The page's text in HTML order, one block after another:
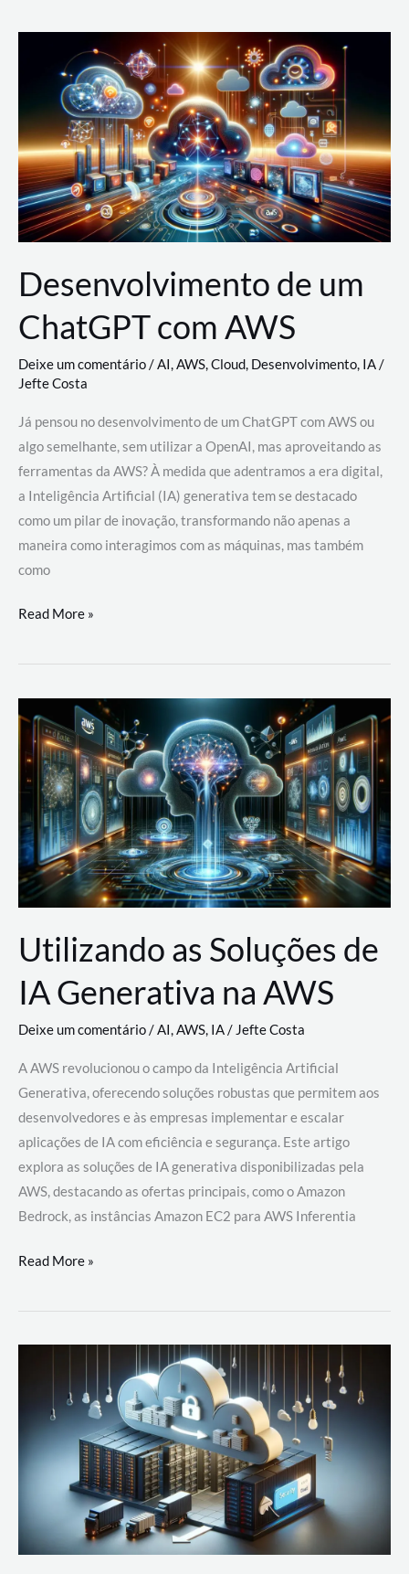
Nuvem:
Google
Cloud,
AWS
e
Azure
Desenvolvimento de um
ChatGPT com AWS
Deixe um comentário/AI,AWS,Cloud, Desenvolvimento, IA/
Jefte Costa
Já pensou no desenvolvimento de um ChatGPT com AWS ou
algo semelhante, sem utilizar a OpenAI, mas aproveitando as
ferramentas da AWS? À medida que adentramos a era digital,
a Inteligência Artificial (IA) generativa tem se destacado
como um pilar de inovação, transformando não apenas a
maneira como interagimos com as máquinas, mas também
como
Desenvolvimento
um
com
AWS
Read More »
Utilizando as Soluções de
IA Generativa na AWS
Deixe um comentário/AI,AWS, IA/Jefte Costa
A AWS revolucionou o campo da Inteligência Artificial
Generativa, oferecendo soluções robustas que permitem aos
desenvolvedores e às empresas implementar e escalar
aplicações de IA com eficiência e segurança. Este artigo
explora as soluções de IA generativa disponibilizadas pela
AWS, destacando as ofertas principais, como o Amazon
Bedrock, as instâncias Amazon EC2 para AWS Inferentia
Utilizando
Soluções
AWS
Read More »